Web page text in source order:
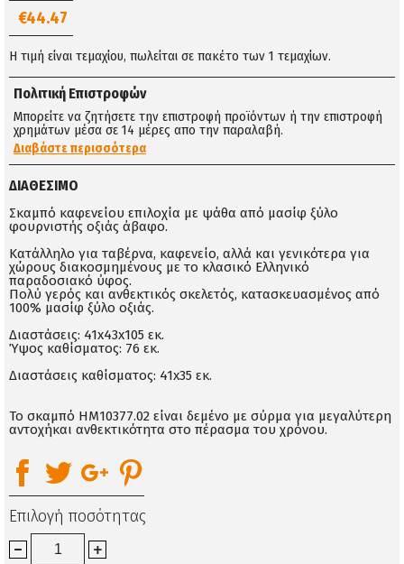
€44.47
Η τιμή είναι τεμαχίου, πωλείται σε πακέτο των 1 τεμαχίων.
Πολιτική Επιστροφών
Μπορείτε να ζητήσετε την επιστροφή προϊόντων ή την επιστροφή
χρημάτων μέσα σε 14 μέρες απο την παραλαβή.
Διαβάστε περισσότερα
ΔΙΑΘΈΣΙΜΟ
Σκαμπό καφενείου επιλοχία με ψάθα από μασίφ ξύλο
φουρνιστής οξιάς άβαφο.
Κατάλληλο για ταβέρνα, καφενείο, αλλά και γενικότερα για
χώρους διακοσμημένους με το κλασικό Ελληνικό
παραδοσιακό ύφος.
Πολύ γερός και ανθεκτικός σκελετός, κατασκευασμένος από
100% μασίφ ξύλο οξιάς.
Διαστάσεις: 41x43x105 εκ.
Ύψος καθίσματος: 76 εκ.
Διαστάσεις καθίσματος: 41x35 εκ.
Το σκαμπό HM10377.02 είναι δεμένο με σύρμα για μεγαλύτερη
αντοχήκαι ανθεκτικότητα στο πέρασμα του χρόνου.
Επιλογή ποσότητας